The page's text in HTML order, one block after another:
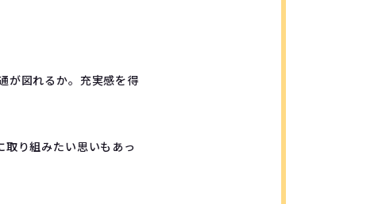
が図れるか。充実感を得
り組みたい思いもあっ